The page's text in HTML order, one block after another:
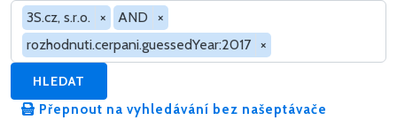
Hledat v dotacích
3S.cz, s.r.o. × AND
×
rozhodnuti.cerpani.guessedYear:2017 ×
HLEDAT
Přepnout na vyhledávání bez našeptávače